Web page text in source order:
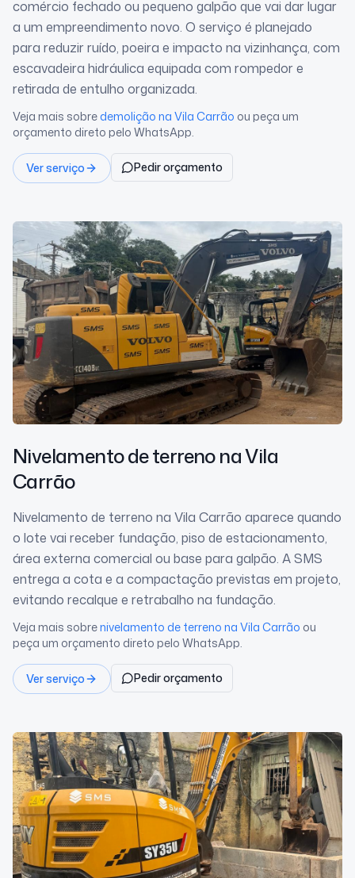
comércio fechado ou pequeno galpão que vai dar lugar
a um empreendimento novo. O serviço é planejado
para reduzir ruído, poeira e impacto na vizinhança, com
escavadeira hidráulica equipada com rompedor e
retirada de entulho organizada.
Veja mais sobredemolição na Vila Carrão ou peça um
orçamento direto pelo WhatsApp.
Ver serviço Pedir orçamento
Nivelamento de terrenona Vila
Carrão
Nivelamento de terreno na Vila Carrão aparece quando
o lote vai receber fundação, piso de estacionamento,
área externa comercial ou base para galpão. A SMS
entrega a cota e a compactação previstas em projeto,
evitando recalque e retrabalho na fundação.
Veja mais sobrenivelamento de terreno na Vila Carrão ou
peça um orçamento direto pelo WhatsApp.
Ver serviço Pedir orçamento